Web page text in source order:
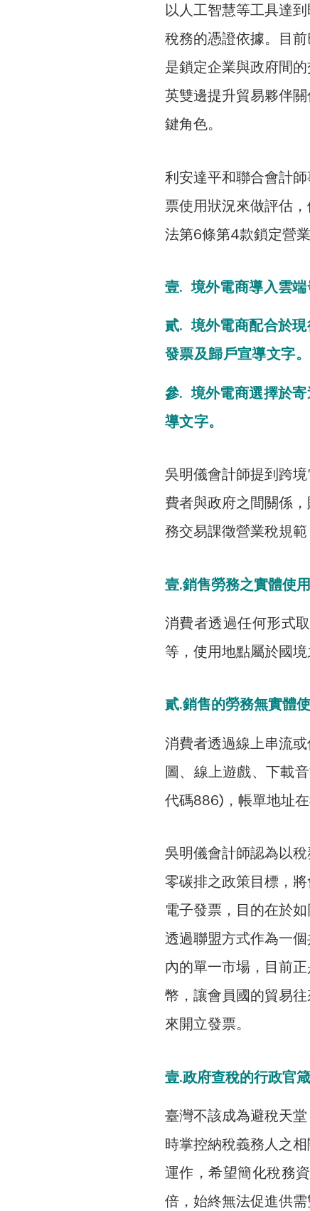
以人工智慧等工具達
稅務的憑證依據。目
是鎖定企業與政府間
英雙邊提升貿易夥伴
鍵角色。
利安達平和聯合會計
票使用狀況來做評估
法第6條第4款鎖定營
壹. 境外電商導入雲端
貳. 境外電商配合於
發票及歸戶宣導文字。
參. 境外電商選擇於
導文字。
吳明儀會計師提到跨
費者與政府之間關係
務交易課徵營業稅規範
壹.銷售勞務之實體使
消費者透過任何形式
等，使用地點屬於國
貳.銷售的勞務無實體
消費者透過線上串流
圖、線上遊戲、下載
代碼886)，帳單地址
吳明儀會計師認為以
零碳排之政策目標，
電子發票，目的在於
透過聯盟方式作為一
內的單一市場，目前
幣，讓會員國的貿易
來開立發票。
壹.政府查稅的行政官箴
臺灣不該成為避稅天
時掌控納稅義務人之
運作，希望簡化稅務
倍，始終無法促進供需